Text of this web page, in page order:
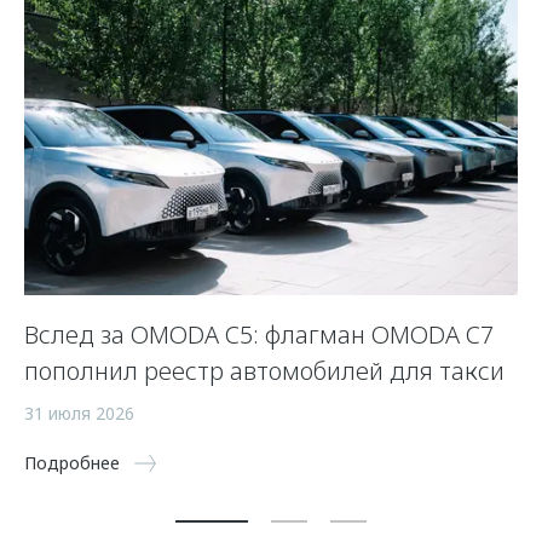
Вслед за OMODA C5: флагман OMODA C7
пополнил реестр автомобилей для такси
31 июля 2026
Подробнее